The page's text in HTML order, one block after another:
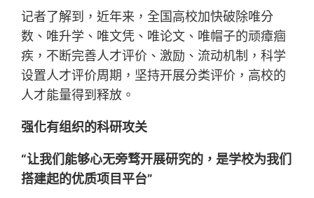
记者了解到，近年来，全国高校加快破除唯分
数、唯升学、唯文凭、唯论文、唯帽子的顽瘴痼
疾，不断完善人才评价、激励、流动机制，科学
设置人才评价周期，坚持开展分类评价，高校的
人才能量得到释放。
强化有组织的科研攻关
“让我们能够心无旁骛开展研究的，是学校为我们
搭建起的优质项目平台”